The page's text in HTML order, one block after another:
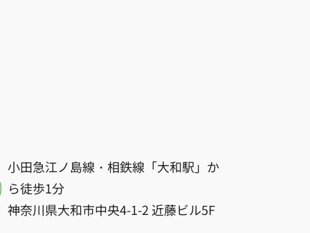
小田急江ノ島線・相鉄線「大和駅」か
ら徒歩1分
神奈川県大和市中央4-1-2 近藤ビル5F